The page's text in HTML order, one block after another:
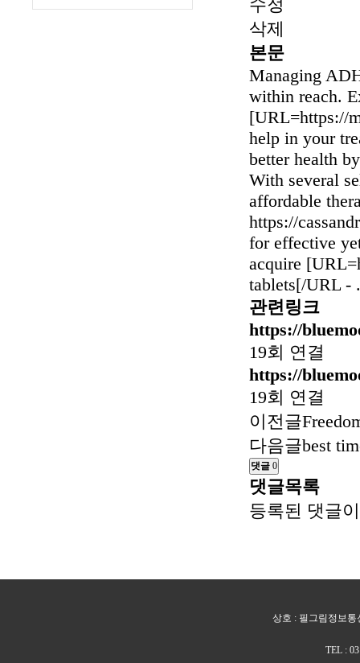
수정
삭제
본문
Managing
within reach.
[URL=https://
help in your
better health
With several
affordable
https://
for effective
acquire
tablets[/URL - .
관련링크
https://
19회 연결
https://
19회 연결
이전글
다음글best
댓글 0
댓글목록
등록된 댓글
상호 : 필그림정보
TEL :